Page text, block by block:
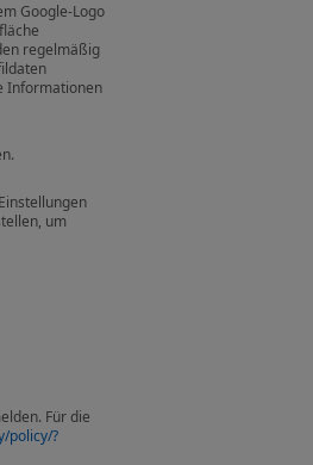
Google-Logo
regelmäßig
Informationen
um
Für die
policy/?